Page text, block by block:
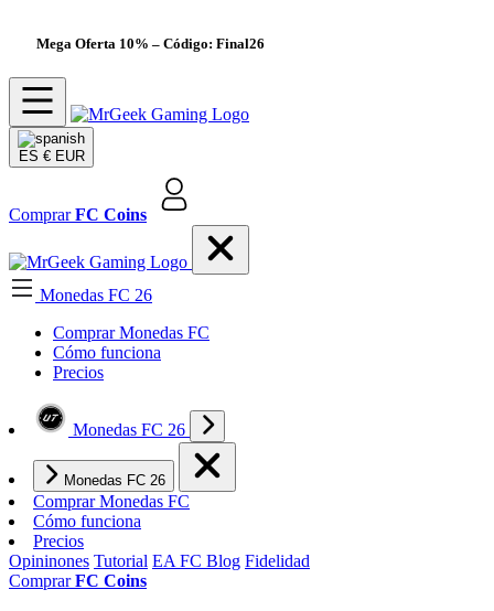
Mega Oferta 10% – Código: Final26
ES € EUR
ComprarFC Coins
Monedas FC 26
Comprar Monedas FC
Cómo funciona
Precios
Monedas FC 26
Monedas FC 26
Comprar Monedas FC
Cómo funciona
Precios
Opininones Tutorial EA FC Blog Fidelidad
ComprarFC Coins